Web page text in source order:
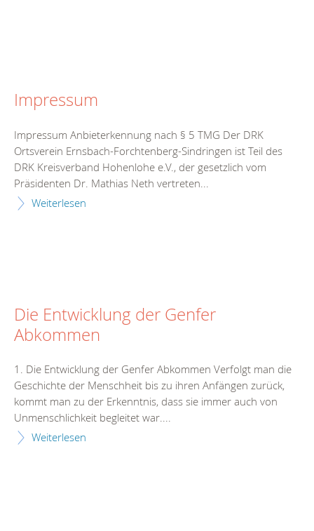
Impressum
Impressum Anbieterkennung nach § 5 TMG Der DRK
Ortsverein Ernsbach-Forchtenberg-Sindringen ist Teil des
DRK Kreisverband Hohenlohe e.V., der gesetzlich vom
Präsidenten Dr. Mathias Neth vertreten...
Weiterlesen
Die Entwicklung der Genfer
Abkommen
1. Die Entwicklung der Genfer Abkommen Verfolgt man die
Geschichte der Menschheit bis zu ihren Anfängen zurück,
kommt man zu der Erkenntnis, dass sie immer auch von
Unmenschlichkeit begleitet war....
Weiterlesen